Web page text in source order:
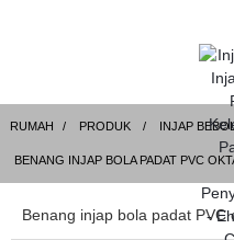
RUMAH PRODUK INJAP
BENANG INJAP BOLA PADAT PVC
Benang injap bola padat PVC